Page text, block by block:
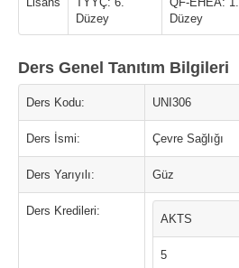
Düzey
Düzey
Ders Genel Tanıtım Bilgileri
Ders Kodu: UNI306
Ders İsmi: Çevre Sağlığı
Ders Yarıyılı: Güz
Ders Kredileri:
AKTS
5